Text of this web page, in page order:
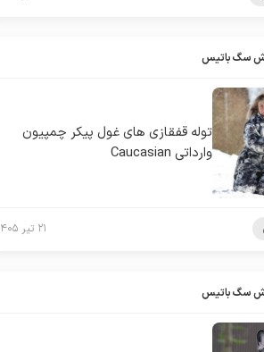
سگ باتیس
توله قفقازی های غول پیکر چمپیون
وارداتی Caucasian
۲۱ تیر ۱۴۰۵
سگ باتیس